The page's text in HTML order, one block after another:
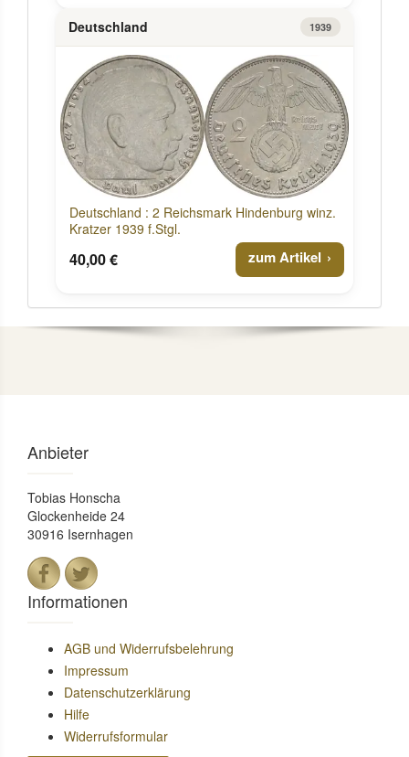
Deutschland 1939
Deutschland : 2 Reichsmark Hindenburg winz.
Kratzer 1939 f.Stgl.
40,00 € zum Artikel
Anbieter
Tobias Honscha
Glockenheide 24
30916 Isernhagen
Informationen
AGB und Widerrufsbelehrung
Impressum
Datenschutzerklärung
Hilfe
Widerrufsformular